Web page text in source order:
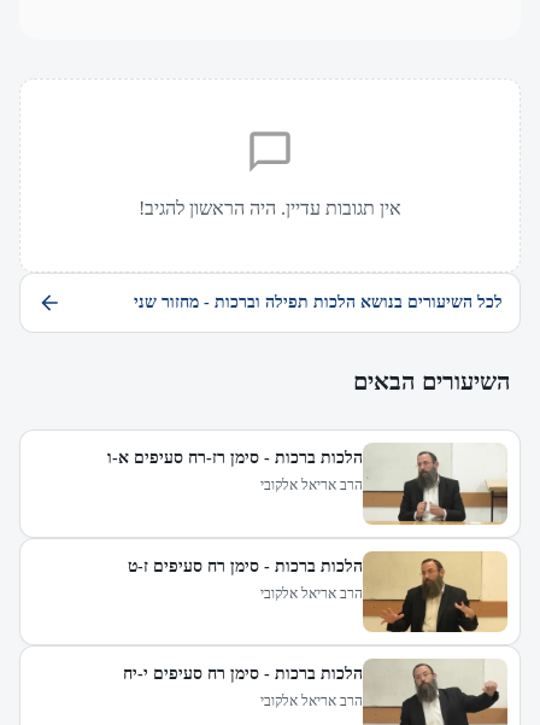
אין תגובות עדיין. היה הראשון להגיב!
לכל השיעורים בנושא הלכות תפילה וברכות - מחזור שני
השיעורים הבאים
הלכות ברכות - סימן רז-רח סעיפים א-ו
הרב אריאל אלקובי
הלכות ברכות - סימן רח סעיפים ז-ט
הרב אריאל אלקובי
הלכות ברכות - סימן רח סעיפים י-יח
הרב אריאל אלקובי